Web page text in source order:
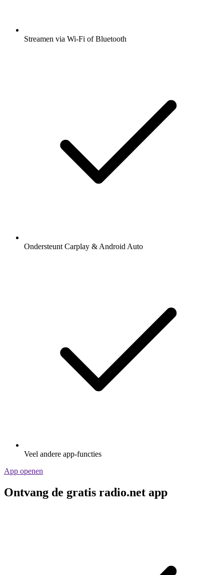
Streamen via Wi-Fi of Bluetooth
Ondersteunt Carplay & Android Auto
Veel andere app-functies
App openen
Ontvang de gratis radio.net app